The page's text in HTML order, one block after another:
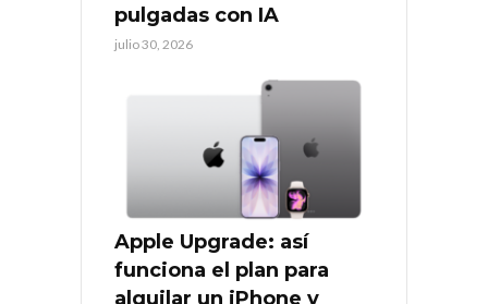
pulgadas con IA
julio 30, 2026
Apple Upgrade: así
funciona el plan para
alquilar un iPhone y